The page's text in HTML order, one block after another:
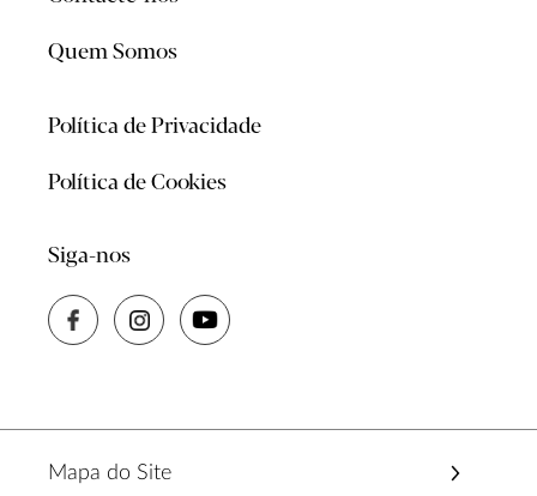
Quem Somos
Política de Privacidade
Política de Cookies
Siga-nos
Mapa do Site